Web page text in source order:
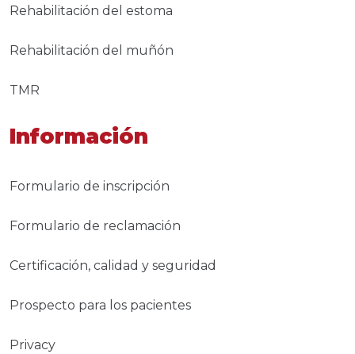
Rehabilitación del estoma
Rehabilitación del muñón
TMR
Información
Formulario de inscripción
Formulario de reclamación
Certificación, calidad y seguridad
Prospecto para los pacientes
Privacy